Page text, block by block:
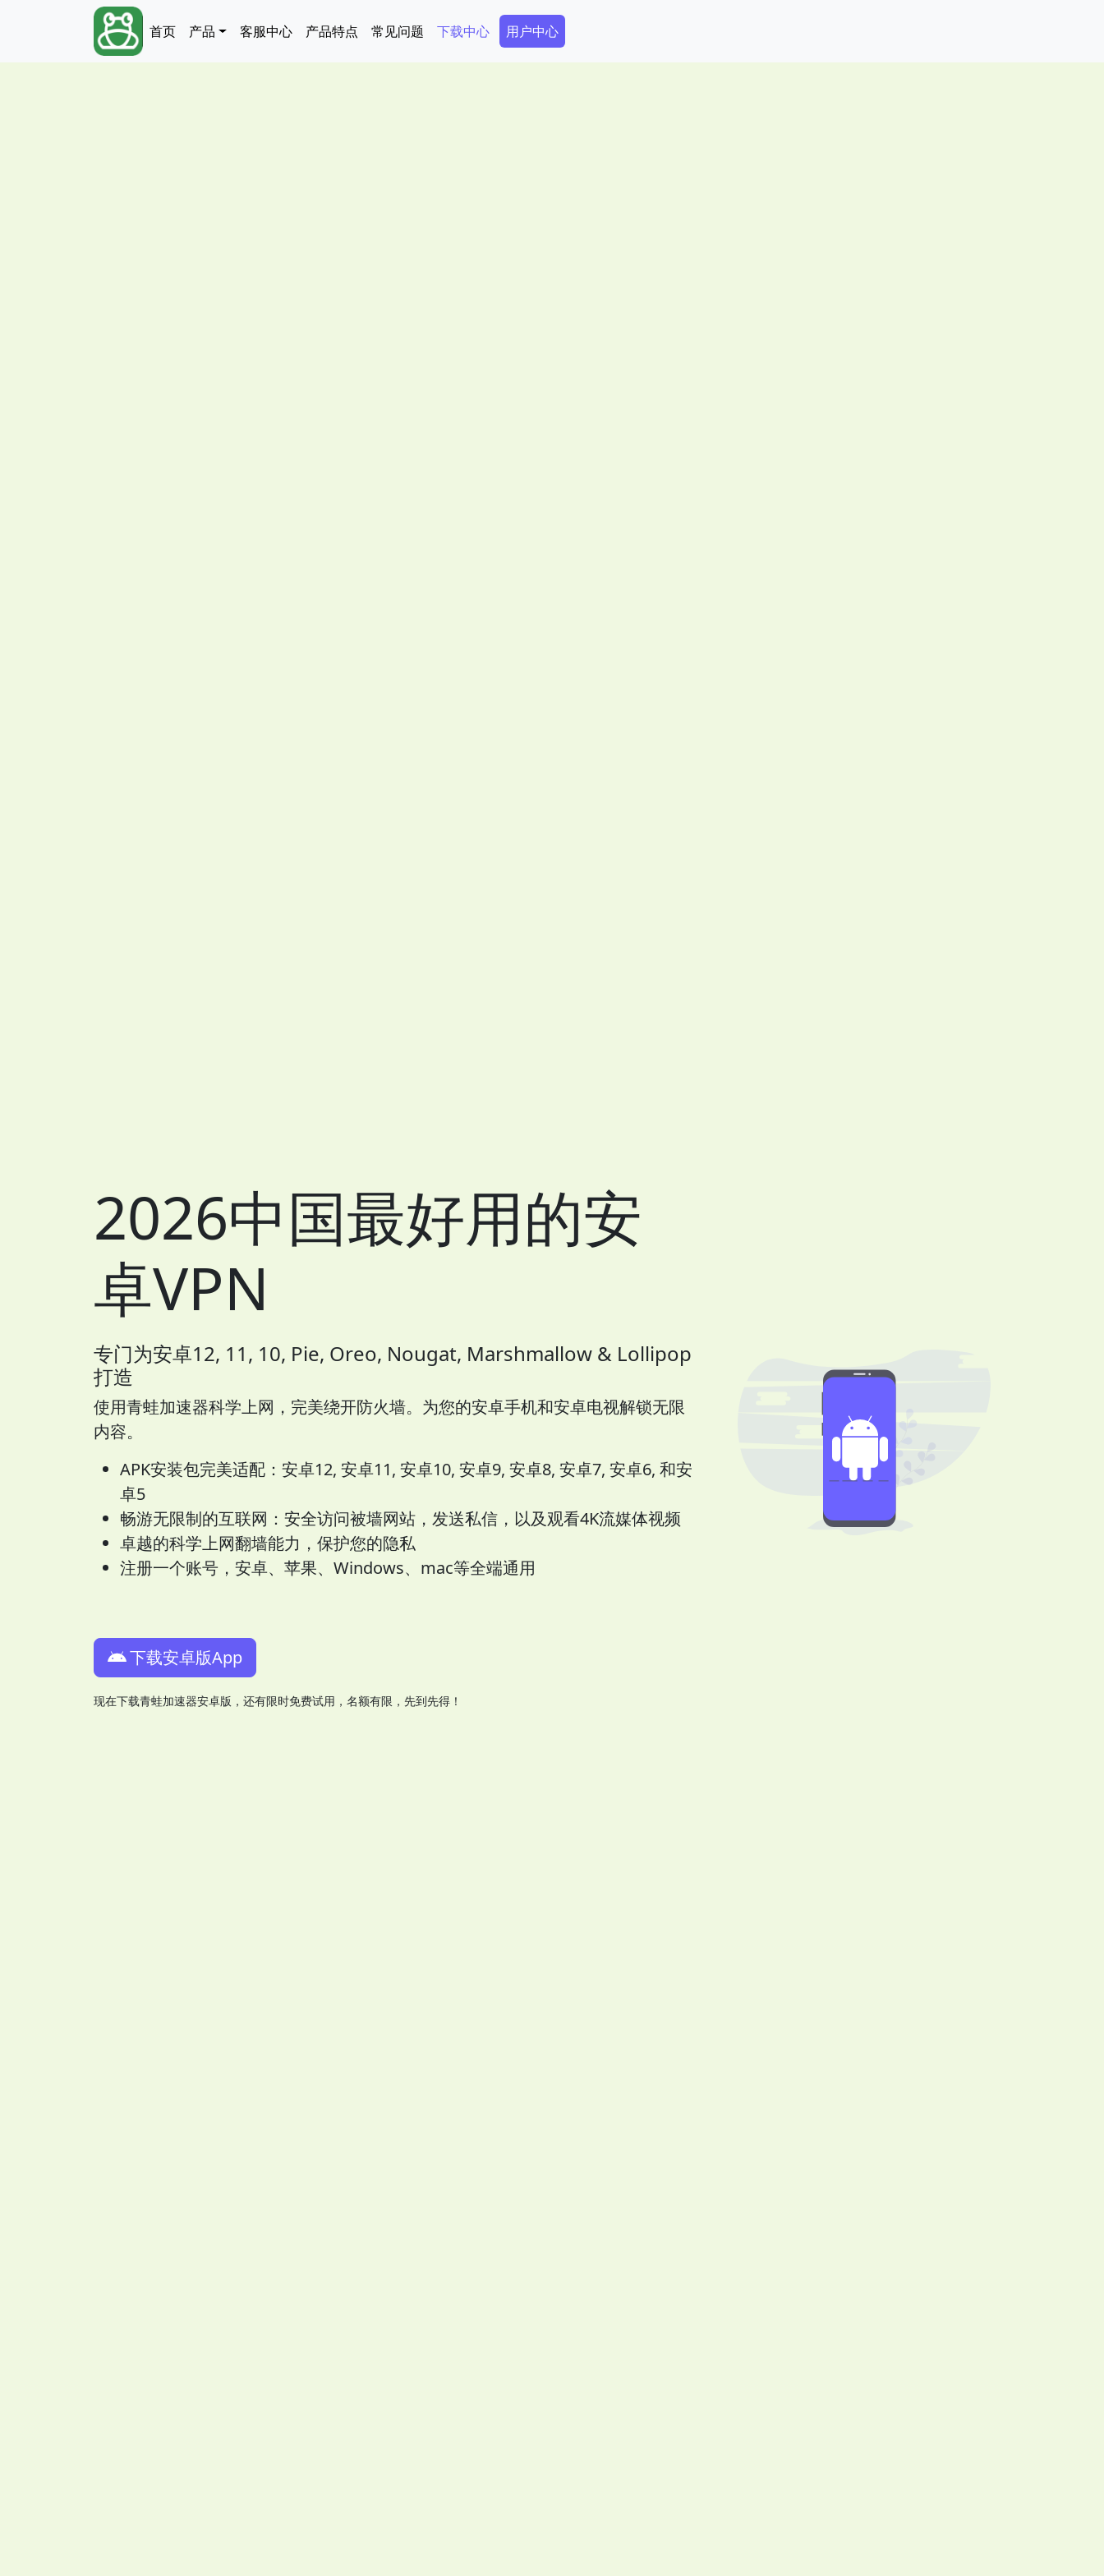
Main navigation
首页 产品 客服中心 产品特点 常见问题 下载中心 Secondary Menu
用户中心
2026中国最好用的安
卓VPN
专门为安卓12, 11, 10, Pie, Oreo, Nougat, Marshmallow & Lollipop
打造
使用青蛙加速器科学上网，完美绕开防火墙。为您的安卓手机和安卓电视解锁无限
内容。
APK安装包完美适配：安卓12, 安卓11, 安卓10, 安卓9, 安卓8, 安卓7, 安卓6, 和安
卓5
畅游无限制的互联网：安全访问被墙网站，发送私信，以及观看4K流媒体视频
卓越的科学上网翻墙能力，保护您的隐私
注册一个账号，安卓、苹果、Windows、mac等全端通用
下载安卓版App
现在下载青蛙加速器安卓版，还有限时免费试用，名额有限，先到先得！